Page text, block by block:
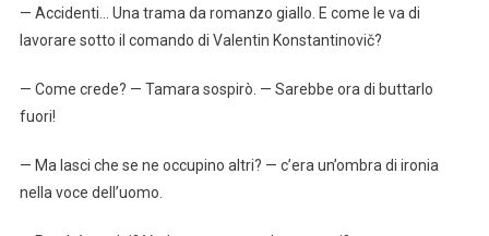
— Accidenti… Una trama da romanzo giallo. E come le va di
lavorare sotto il comando di Valentin Konstantinovič?
— Come crede? — Tamara sospirò. — Sarebbe ora di buttarlo
fuori!
— Ma lasci che se ne occupino altri? — c’era un’ombra di ironia
nella voce dell’uomo.